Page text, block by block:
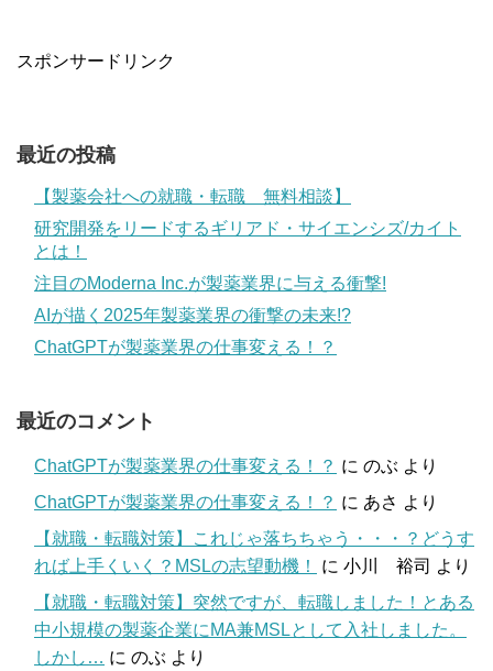
スポンサードリンク
最近の投稿
【製薬会社への就職・転職 無料相談】
研究開発をリードするギリアド・サイエンシズ/カイト
とは！
注目のModerna Inc.が製薬業界に与える衝撃!
AIが描く2025年製薬業界の衝撃の未来!?
ChatGPTが製薬業界の仕事変える！？
最近のコメント
ChatGPTが製薬業界の仕事変える！？ に のぶ より
ChatGPTが製薬業界の仕事変える！？ に あさ より
【就職・転職対策】これじゃ落ちちゃう・・・？どうす
れば上手くいく？MSLの志望動機！
に 小川 裕司 より
【就職・転職対策】突然ですが、転職しました！とある
中小規模の製薬企業にMA兼MSLとして入社しました。
しかし… に のぶ より